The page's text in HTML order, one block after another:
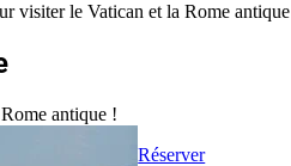
visiter le Vatican et la Rome antique
antique !
Réserver